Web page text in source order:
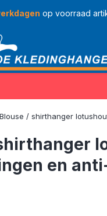
op voorraad
Blouse / shirthanger
en